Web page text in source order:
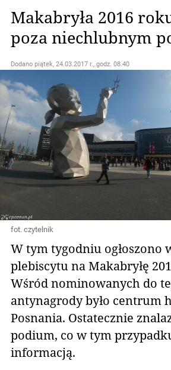
Makabryła 2016
poza niechlubnym
Dodano piątek, 24.03.2017 r., godz. 08.40
fot. czytelnik
W tym tygodniu ogłoszono
plebiscytu na Makabryłę
Wśród nominowanych do
antynagrody było centrum
Posnania. Ostatecznie
podium, co w tym
informacją.